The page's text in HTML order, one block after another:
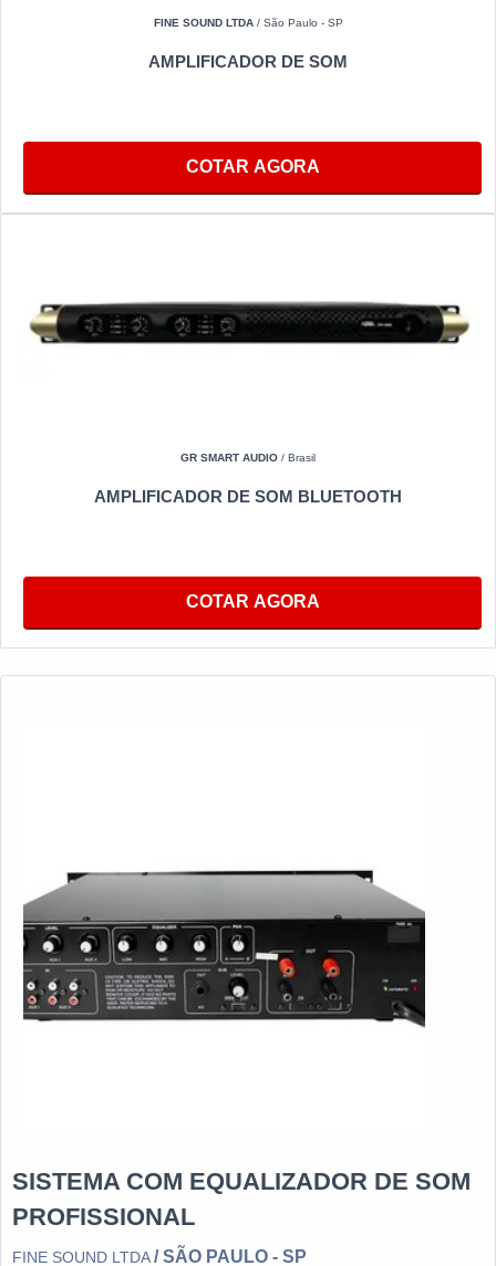
FINE SOUND LTDA/ São Paulo - SP
AMPLIFICADOR DE SOM
COTAR AGORA
GR SMART AUDIO / Brasil
AMPLIFICADOR DE SOM BLUETOOTH
COTAR AGORA
SISTEMA COM EQUALIZADOR DE SOM
PROFISSIONAL
FINE SOUND LTDA/ SÃO PAULO - SP